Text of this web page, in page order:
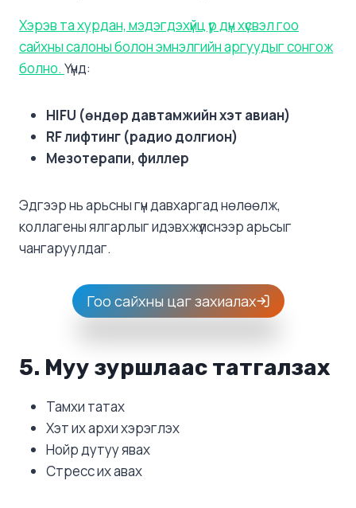
Хэрэв та хурдан, мэдэгдэхүйц үр дүн хүсвэл гоо
сайхны салоны болон эмнэлгийн аргуудыг сонгож
болно. Үүнд:
HIFU (өндөр давтамжийн хэт авиан)
RF лифтинг (радио долгион)
Мезотерапи, филлер
Эдгээр нь арьсны гүн давхаргад нөлөөлж,
коллагены ялгарлыг идэвхжүүлснээр арьсыг
чангаруулдаг.
Гоо сайхны цаг захиалах
5. Муу зуршлаас татгалзах
Тамхи татах
Хэт их архи хэрэглэх
Нойр дутуу явах
Стресс их авах